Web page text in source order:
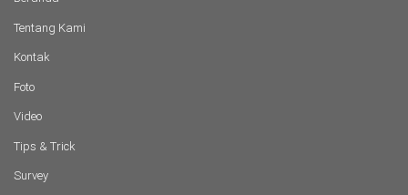
Tentang Kami
Kontak
Foto
Video
Tips & Trick
Survey